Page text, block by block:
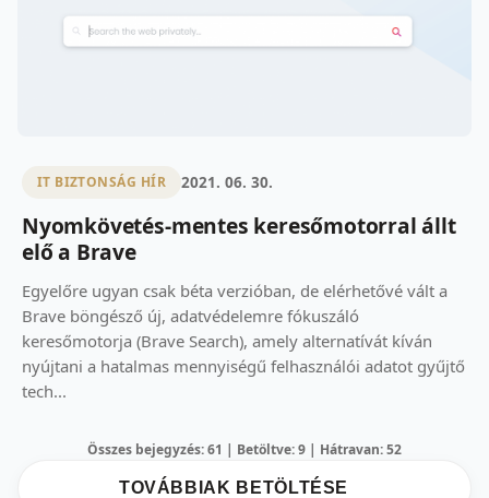
IT BIZTONSÁG HÍR 2021. 06. 30.
Nyomkövetés-mentes keresőmotorral állt
elő a Brave
Egyelőre ugyan csak béta verzióban, de elérhetővé vált a
Brave böngésző új, adatvédelemre fókuszáló
keresőmotorja (Brave Search), amely alternatívát kíván
nyújtani a hatalmas mennyiségű felhasználói adatot gyűjtő
tech...
Összes bejegyzés: 61 | Betöltve: 9 | Hátravan: 52
TOVÁBBIAK BETÖLTÉSE